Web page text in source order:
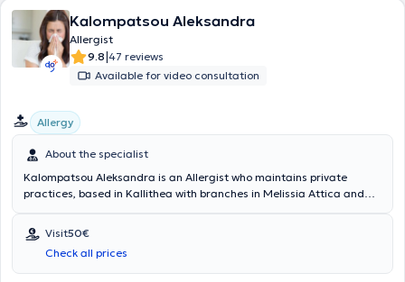
Kalompatsou Aleksandra
Allergist
9.8|47 reviews
Available for video consultation
Allergy
About the specialist
Kalompatsou Aleksandra is an Allergist who maintains private
practices, based in Kallithea with branches in Melissia Attica and
School of Aristotle University of Thessaloniki and specialized in
Allergy at the General Children's Hospital of Athens "Panagiotis &
Aglaia Kyriakou," as well as at the General Hospital of Athens
"Laiko." She has many years of clinical experience and has served as
Visit50€
Check all prices